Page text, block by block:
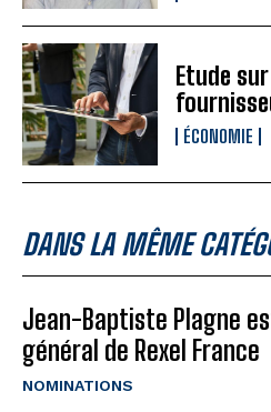
Etude
ÉCONOMIE
DANS LA MÊME
Jean-Baptiste Plagne
général de Rexel France
NOMINATIONS